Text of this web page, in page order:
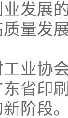
发展
量发
业协
省印
阶段